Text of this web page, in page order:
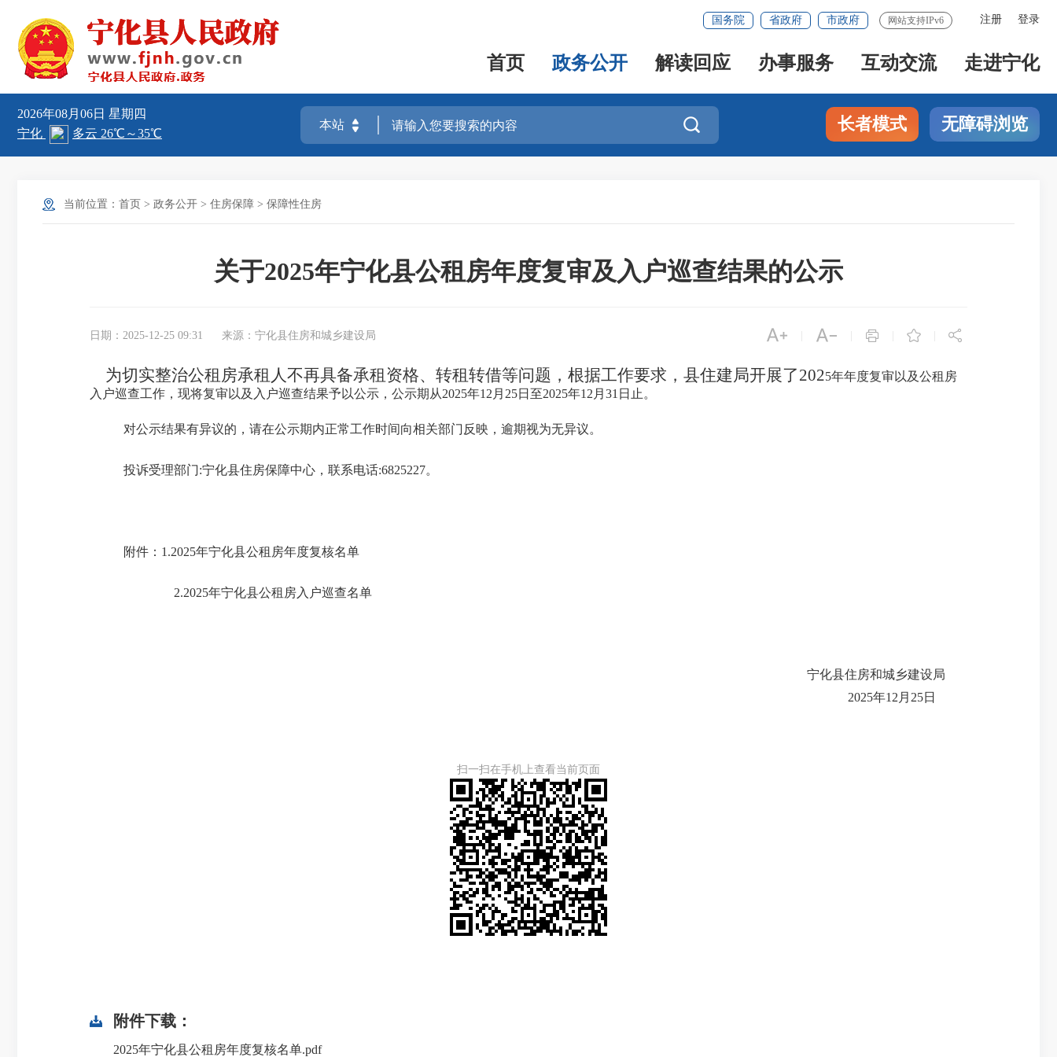
注册 登录
国务院 省政府 市政府 网站支持IPv6
首页 政务公开 解读回应 办事服务 互动交流 走进宁化
2026年08月06日 星期四
 长者模式 无障碍浏览
当前位置： 首页 > 政务公开 > 住房保障 > 保障性住房
关于2025年宁化县公租房年度复审及入户巡查结果的公示
日期：2025-12-25 09:31 来源：宁化县住房和城乡建设局     
为切实整治公租房承租人不再具备承租资格、转租转借等问题，根据工作要求，县住建局开展了2025年年度复审以及公租房
入户巡查工作，现将复审以及入户巡查结果予以公示，公示期从2025年12 月 25日至2025年12 月 31 日止。
对公示结果有异议的，请在公示期内正常工作时间向相关部门反映，逾期视为无异议。
投诉受理部门:宁化县住房保障中心，联系电话:6825227。
附件： 1.2025年宁化县公租房年度复核名单
2.2025年宁化县公租房入户巡查名单
宁化县住房和城乡建设局
2025年12月25日
扫一扫在手机上查看当前页面
附件下载：
2025年宁化县公租房年度复核名单.pdf